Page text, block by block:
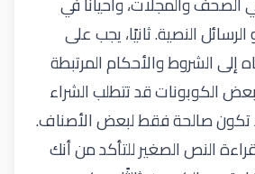
الرسائل النصية. ثانيًا، يجب على
إلى الشروط والأحكام المرتبطة
الكوبونات قد تتطلب الشراء
تكون صالحة فقط لبعض الأصناف.
النص الصغير للتأكد من أنك